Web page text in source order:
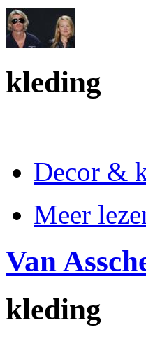
kleding
Decor &
Meer
Van
kleding